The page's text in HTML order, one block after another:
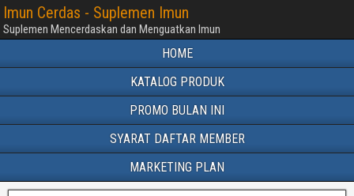
Imun Cerdas - Suplemen Imun
Suplemen Mencerdaskan dan Menguatkan Imun
HOME
KATALOG PRODUK
PROMO BULAN INI
SYARAT DAFTAR MEMBER
MARKETING PLAN